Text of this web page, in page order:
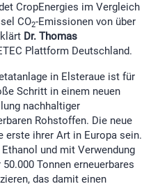
CropEnergies im Vergleich
CO2-Emissionen von über
Dr. Thomas
Plattform Deutschland.
in Elsteraue ist für
Schritt in einem neuen
nachhaltiger
Rohstoffen. Die neue
erste ihrer Art in Europa sein.
und mit Verwendung
Tonnen erneuerbares
das damit einen